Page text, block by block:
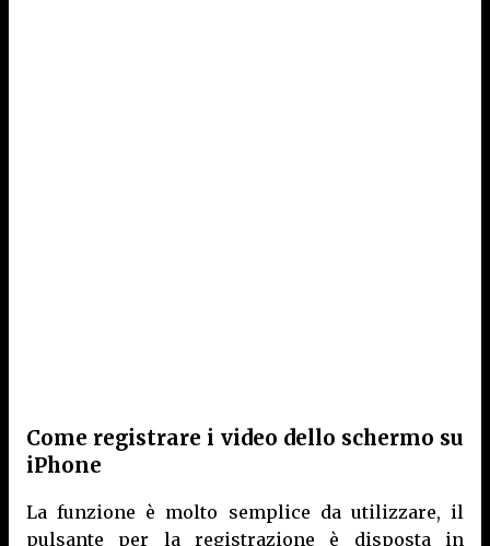
Come registrare i video dello schermo su
iPhone
La funzione è molto semplice da utilizzare, il
pulsante per la registrazione è disposta in